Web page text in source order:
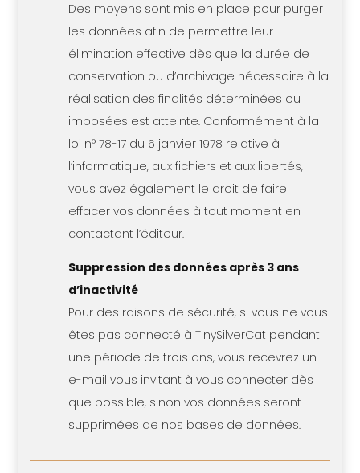
Des moyens sont mis en place pour purger
les données afin de permettre leur
élimination effective dès que la durée de
conservation ou d’archivage nécessaire à la
réalisation des finalités déterminées ou
imposées est atteinte. Conformément à la
loi n° 78-17 du 6 janvier 1978 relative à
l’informatique, aux fichiers et aux libertés,
vous avez également le droit de faire
effacer vos données à tout moment en
contactant l’éditeur.
Suppression des données après 3 ans
d’inactivité
Pour des raisons de sécurité, si vous ne vous
êtes pas connecté à TinySilverCat pendant
une période de trois ans, vous recevrez un
e-mail vous invitant à vous connecter dès
que possible, sinon vos données seront
supprimées de nos bases de données.